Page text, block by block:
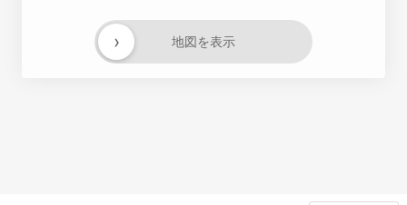
地図を表示
›